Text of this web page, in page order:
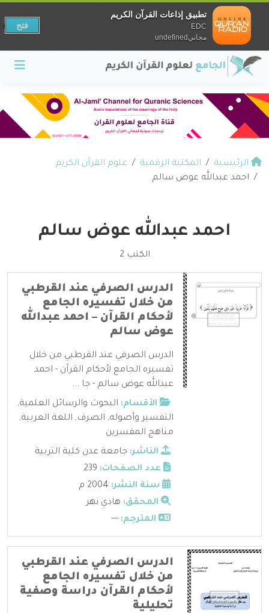
الرئيسية المكتبة الرقمية
علوم القرآن الكريم
احمد عبدالله عوض سالم
احمد عبدالله عوض سالم
الكتب 2
الدرس الصرفي عند القرطبي
من خلال تفسيره الجامع
لأحكام القرآن – احمد عبدالله
عوض سالم
الدرس الصرفي عند القرطبي من خلال
تفسيره الجامع لأحكام القرآن - احمد
عبدالله عوض سالم - جا ...
الأقسام: البحوث والرسائل العلمية,
التفسير وأصوله, الصرف, اللغة العربية,
مناهج المفسرين
الناشر: جامعة عدن كلية التربية
عدد الصفحات:
سنة النشر:
المحقق: هادي نهر
المترجم: ---
الدرس الصرفي عند القرطبي
من خلال تفسيره الجامع
لأحكام القرآن دراسة وصفية
تحليلية
تطبيق إذاعات القرآن الكريم
EDC
مجانيundefined
فتح